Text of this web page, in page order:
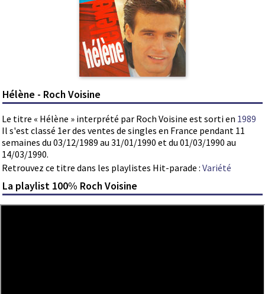
Hélène - Roch Voisine
Le titre « Hélène » interprété par Roch Voisine est sorti en 1989
Il s'est classé 1er des ventes de singles en France pendant 11
semaines du 03/12/1989 au 31/01/1990 et du 01/03/1990 au
14/03/1990.
Retrouvez ce titre dans les playlistes Hit-parade : Variété
La playlist 100% Roch Voisine